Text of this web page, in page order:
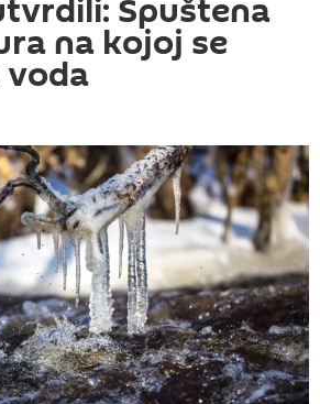
Spuštena
na kojoj se